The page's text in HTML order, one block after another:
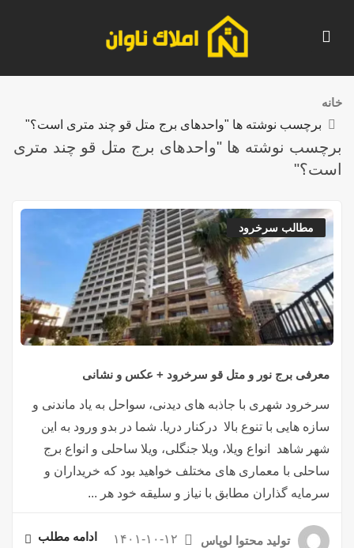
خانه
برچسب نوشته ها "واحدهای برج متل قو چند متری است؟"
برچسب نوشته ها "واحدهای برج متل قو چند متری
است؟"
مطالب سرخرود
معرفی برج نور و متل قو سرخرود + عکس و نشانی
سرخرود شهری با جاذبه های دیدنی، سواحل به یاد ماندنی و
سازه هایی با تنوع بالا درکنار دریا. شما در بدو ورود به این
شهر شاهد انواع ویلا، ویلا جنگلی، ویلا ساحلی و انواع برج
ساحلی با معماری های مختلف خواهید بود که خریداران و
سرمایه گذاران مطابق با نیاز و سلیقه خود هر ...
تولید محتوا لوپاس ۱۴۰۱-۱۰-۱۲ ادامه مطلب